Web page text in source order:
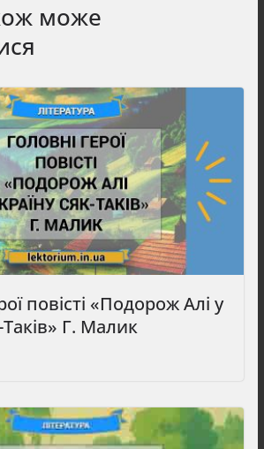
може
повісті «Подорож Алі у
Г. Малик